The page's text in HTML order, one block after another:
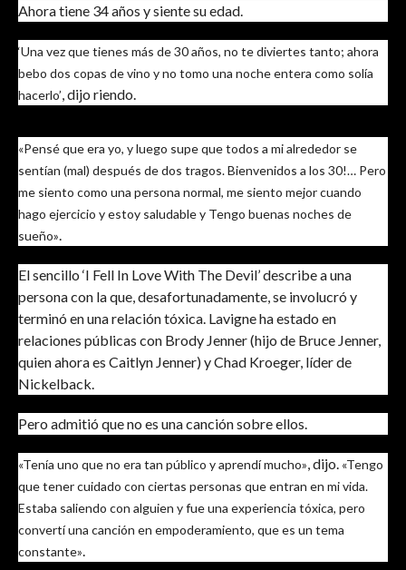
Ahora tiene 34 años y siente su edad.
‘Una vez que tienes más de 30 años, no te diviertes tanto; ahora
bebo dos copas de vino y no tomo una noche entera como solía
hacerlo’ , dijo riendo.
«Pensé que era yo, y luego supe que todos a mi alrededor se
sentían (mal) después de dos tragos. Bienvenidos a los 30!… Pero
me siento como una persona normal, me siento mejor cuando
hago ejercicio y estoy saludable y Tengo buenas noches de
sueño»
El sencillo ‘I Fell In Love With The Devil’ describe a una
persona con la que, desafortunadamente, se involucró y
terminó en una relación tóxica. Lavigne ha estado en
relaciones públicas con Brody Jenner (hijo de Bruce Jenner,
quien ahora es Caitlyn Jenner) y Chad Kroeger, líder de
Nickelback.
Pero admitió que no es una canción sobre ellos.
«Tenía uno que no era tan público y aprendí mucho» , dijo. «Tengo
que tener cuidado con ciertas personas que entran en mi vida.
Estaba saliendo con alguien y fue una experiencia tóxica, pero
convertí una canción en empoderamiento, que es un tema
constante»